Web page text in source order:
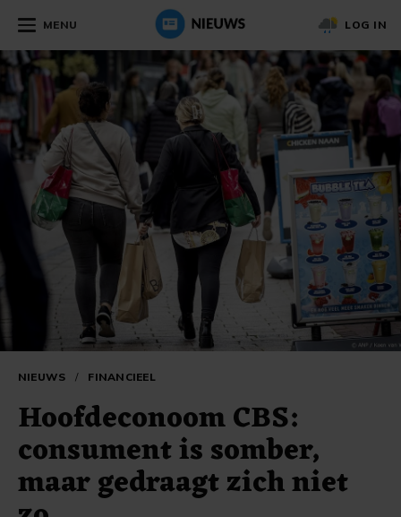
MENU LOG IN
NIEUWS / FINANCIEEL
Hoofdeconoom CBS:
consument is somber,
maar gedraagt zich niet